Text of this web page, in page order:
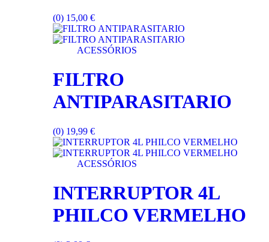
(0) 15,00 €
ACESSÓRIOS
FILTRO
ANTIPARASITARIO
(0) 19,99 €
ACESSÓRIOS
INTERRUPTOR 4L
PHILCO VERMELHO